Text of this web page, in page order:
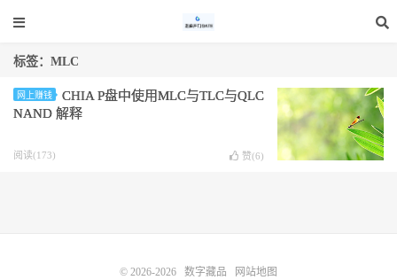
标签：MLC
网上赚钱
CHIA P盘中使用MLC与TLC与QLC
NAND 解释
阅读(173) 赞(6)
© 2026-2026 数字藏品 网站地图